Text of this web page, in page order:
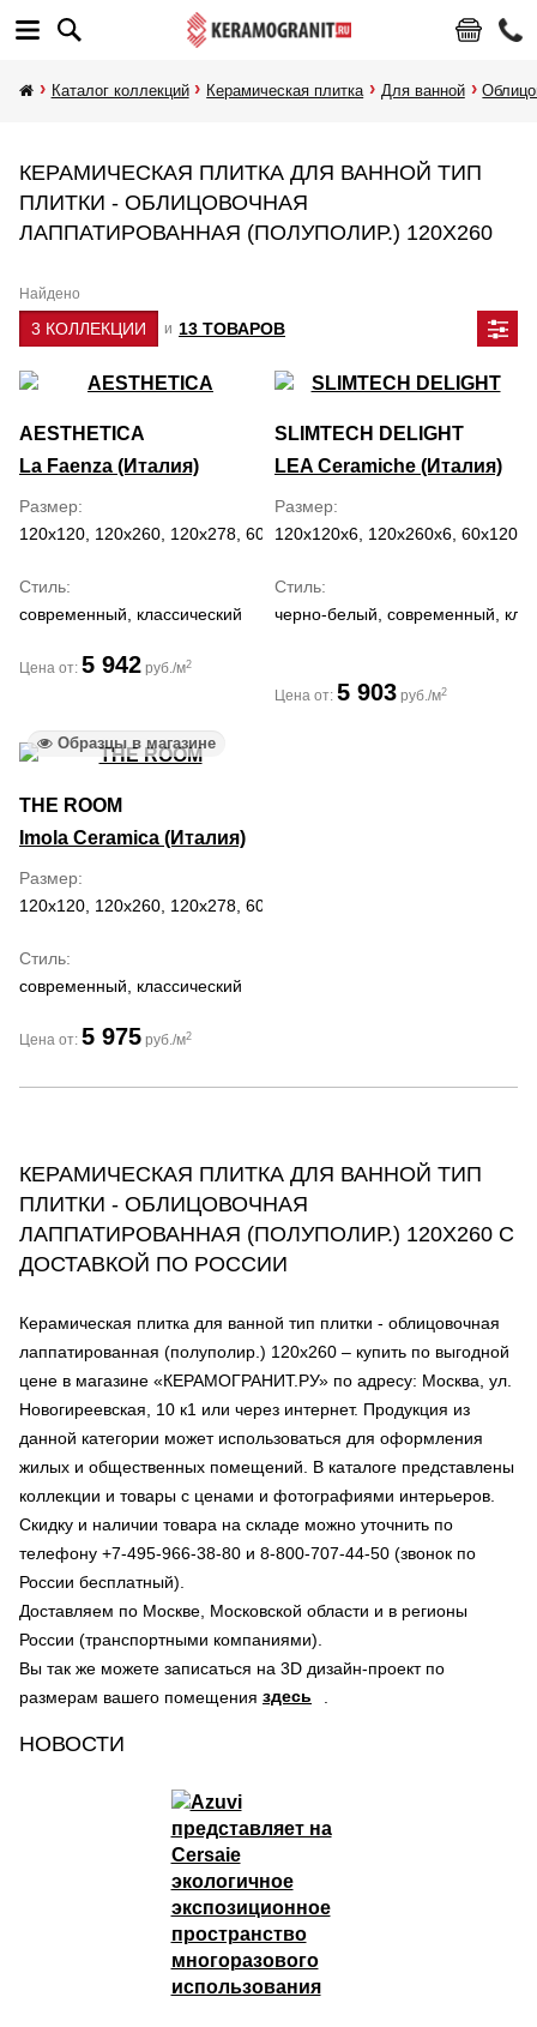
Каталог коллекций Керамическая плитка Для ванной
КЕРАМИЧЕСКАЯ ПЛИТКА ДЛЯ ВАННОЙ ТИП
ПЛИТКИ - ОБЛИЦОВОЧНАЯ
ЛАППАТИРОВАННАЯ (ПОЛУПОЛИР.) 120Х260
Найдено
3 КОЛЛЕКЦИИ и 13 ТОВАРОВ
AESTHETICA
La Faenza (Италия)
Размер
120x120, 120x260, 120x278, 60x120
Стиль
современный, классический
Цена от: 5 942 руб./м2
SLIMTECH DELIGHT
LEA Ceramiche (Италия)
Размер
120x120x6, 120x260x6, 60x120x6
Стиль
черно-белый, современный,
Цена от: 5 903 руб./м2
Образцы в магазине
THE ROOM
Imola Ceramica (Италия)
Размер
120x120, 120x260, 120x278, 60x120, 60x60
Стиль
современный, классический
Цена от: 5 975 руб./м2
КЕРАМИЧЕСКАЯ ПЛИТКА ДЛЯ ВАННОЙ ТИП
ПЛИТКИ - ОБЛИЦОВОЧНАЯ
ЛАППАТИРОВАННАЯ (ПОЛУПОЛИР.) 120Х260 С
ДОСТАВКОЙ ПО РОССИИ
Керамическая плитка для ванной тип плитки - облицовочная
лаппатированная (полуполир.) 120х260 – купить по выгодной
цене в магазине «КЕРАМОГРАНИТ.РУ» по адресу: Москва, ул.
Новогиреевская, 10 к1 или через интернет. Продукция из
данной категории может использоваться для оформления
жилых и общественных помещений. В каталоге представлены
коллекции и товары с ценами и фотографиями интерьеров.
Скидку и наличии товара на складе можно уточнить по
телефону +7-495-966-38-80 и 8-800-707-44-50 (звонок по
России бесплатный).
Доставляем по Москве, Московской области и в регионы
России (транспортными компаниями).
Вы так же можете записаться на 3D дизайн-проект по
размерам вашего помещения здесь
НОВОСТИ